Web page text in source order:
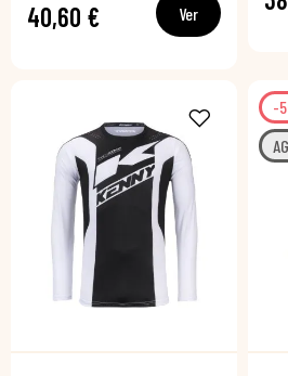
40,60 € Ver
-